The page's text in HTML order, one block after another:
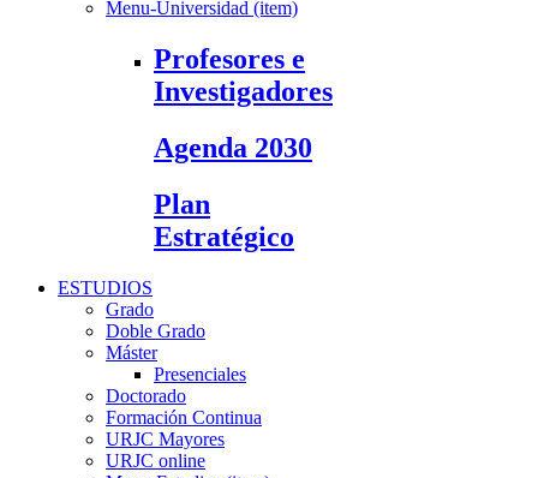
Menu-Universidad (item)
Profesores e
Investigadores
Agenda 2030
Plan
Estratégico
ESTUDIOS
Grado
Doble Grado
Máster
Presenciales
Doctorado
Formación Continua
URJC Mayores
URJC online